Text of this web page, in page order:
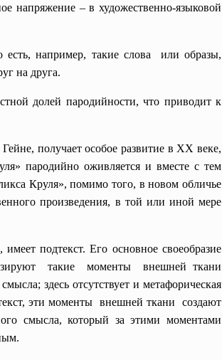
напряжение – в художественно-языковой
например, такие слова или образы,
на друга.
долей пародийности, что приводит к
получает особое развитие в XX веке,
пародийно оживляется и вместе с тем
Круля», помимо того, в новом обличье
произведения, в той или иной мере
подтекст. Его основное своеобразие
такие моменты внешней ткани
здесь отсутствует и метафорическая
эти моменты внешней ткани создают
смысла, который за этими моментами